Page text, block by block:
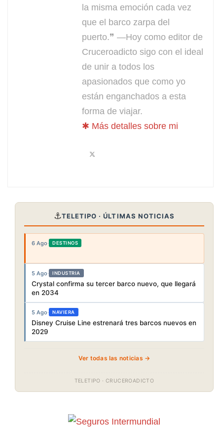
la misma emoción cada vez
que el barco zarpa del
puerto.❞ —Hoy como editor de
Cruceroadicto sigo con el ideal
de unir a todos los
apasionados que como yo
están enganchados a esta
forma de viajar.
✱ Más detalles sobre mi
⚓TELETIPO · ÚLTIMAS NOTICIAS
6 Ago· DESTINOS
5 Ago· INDUSTRIA
Crystal confirma su tercer barco nuevo, que llegará
en 2034
5 Ago· NAVIERA
Disney Cruise Line estrenará tres barcos nuevos en
2029
Ver todas las noticias →
TELETIPO · CRUCEROADICTO